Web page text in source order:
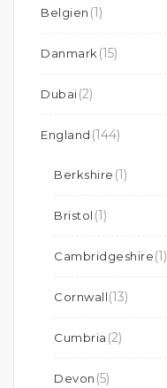
Belgien (1)
Danmark(15)
Dubai(2)
England (144)
Berkshire (1)
Bristol (1)
Cambridgeshire(1)
Cornwall(13)
Cumbria (2)
Devon (5)